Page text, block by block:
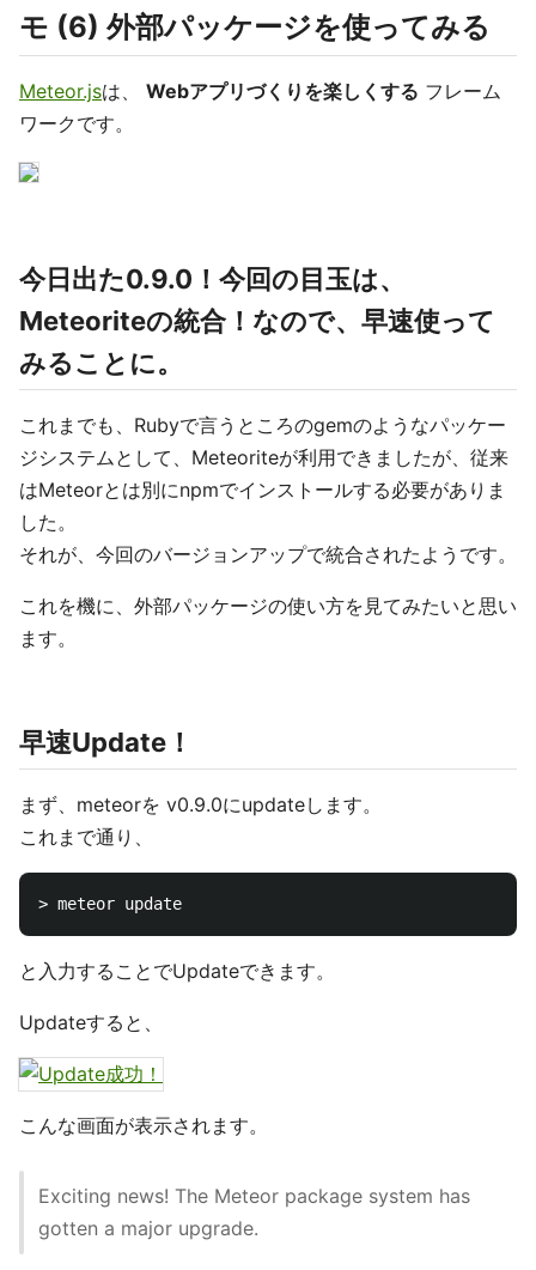
モ (6) 外部パッケージを使ってみる
Meteor.jsは、 Webアプリづくりを楽しくする フレーム
ワークです。
今日出た0.9.0！今回の目玉は、
Meteoriteの統合！なので、早速使って
みることに。
これまでも、Rubyで言うところのgemのようなパッケー
ジシステムとして、Meteoriteが利用できましたが、従来
はMeteorとは別にnpmでインストールする必要がありま
した。
それが、今回のバージョンアップで統合されたようです。
これを機に、外部パッケージの使い方を見てみたいと思い
ます。
早速Update！
まず、meteorを v0.9.0にupdateします。
これまで通り、
と入力することでUpdateできます。
Updateすると、
こんな画面が表示されます。
Exciting news! The Meteor package system has
gotten a major upgrade.